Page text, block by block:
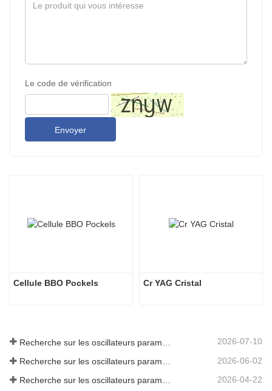
Le code de vérification
Envoyer
Cellule BBO Pockels Cr YAG Cristal
2026-07-10
2026-06-02
Recherche sur les oscillateurs paramétriques infrarouges moyens - Partie 04 2026-04-22